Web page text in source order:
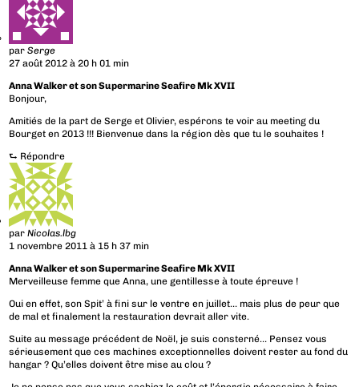
parSerge
27 août 2012 à 20 h 01 min
Anna Walker et son Supermarine Seafire Mk XVII
Bonjour,
Amitiés de la part de Serge et Olivier, espérons te voir au meeting du
Bourget en 2013 !!! Bienvenue dans la région dès que tu le souhaites !
⮑ Répondre
parNicolas.lbg
1 novembre 2011 à 15 h 37 min
Anna Walker et son Supermarine Seafire Mk XVII
Merveilleuse femme que Anna, une gentillesse à toute épreuve !
Oui en effet, son Spit’ à fini sur le ventre en juillet… mais plus de peur que
de mal et finalement la restauration devrait aller vite.
Suite au message précédent de Noël, je suis consterné… Pensez vous
sérieusement que ces machines exceptionnelles doivent rester au fond du
hangar ? Qu’elles doivent être mise au clou ?